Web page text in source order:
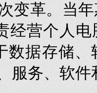
变革。当
经营个人
数据存储
服务、软